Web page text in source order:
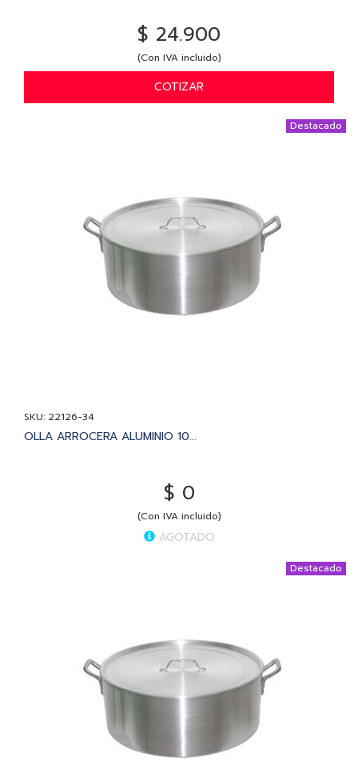
$ 24.900
(Con IVA incluido)
COTIZAR
Destacado
SKU: 22126-34
OLLA ARROCERA ALUMINIO 10...
$ 0
(Con IVA incluido)
AGOTADO
Destacado